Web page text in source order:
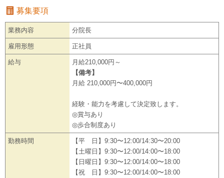
募集要項
業務内容 分院長
雇用形態 正社員
給与
月給210,000円～
【備考】
月給 210,000円〜400,000円
経験・能力を考慮して決定致します。
◎賞与あり
◎歩合制度あり
勤務時間
【平 日】9:30〜12:00/14:30〜20:00
【土曜日】9:30〜12:00/14:00〜18:00
【日曜日】9:30〜12:00/14:00〜18:00
【祝 日】9:30〜12:00/14:00〜18:00